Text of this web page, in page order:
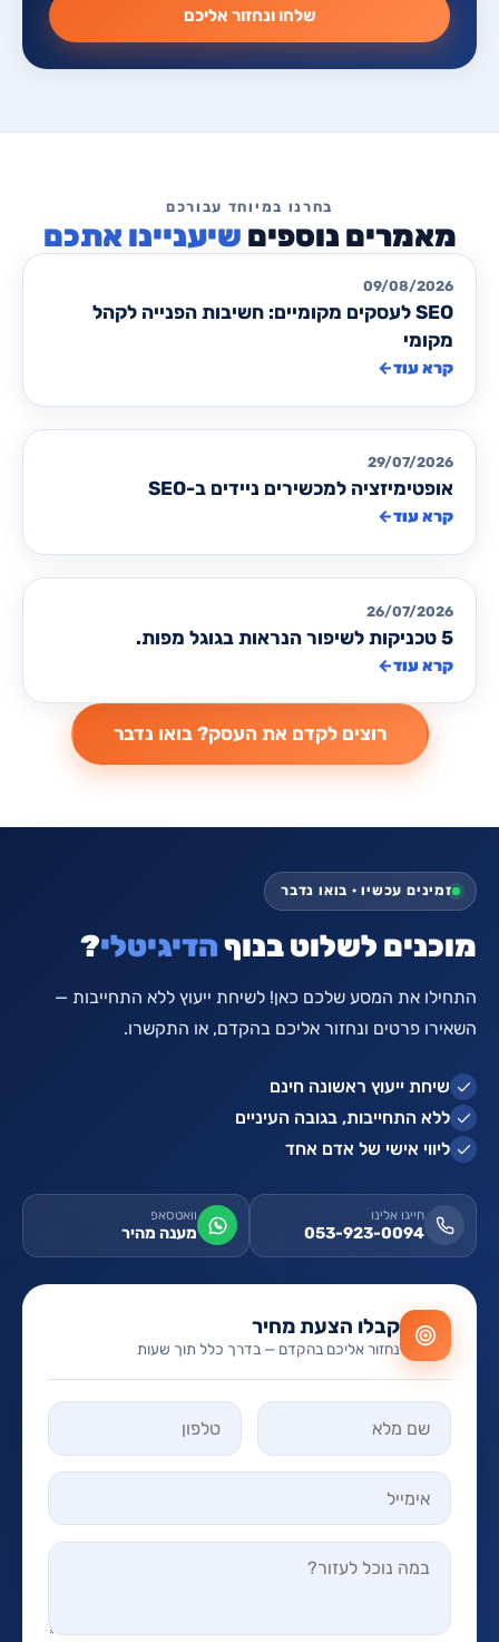
שלחו ונחזור אליכם
שיעניינו אתכם
מאמרים לקידום אורגני SEO
09/08/2026
SEO לעסקים מקומיים: חשיבות הפנייה לקהל
מקומי
קרא עוד←
מאמרים לקידום אורגני SEO
29/07/2026
אופטימיזציה למכשירים ניידים ב-SEO
קרא עוד←
מאמרים לקידום אורגני SEO
26/07/2026
5 טכניקות לשיפור הנראות בגוגל מפות.
קרא עוד←
זמינים עכשיו · בואו נדבר
מוכנים לשלוט בנוףהדיגיטלי?
התחילו את המסע שלכם כאן! לשיחת ייעוץ ללא התחייבות —
השאירו פרטים ונחזור אליכם בהקדם, או התקשרו.
שיחת ייעוץ ראשונה חינם
ללא התחייבות, בגובה העיניים
ליווי אישי של אדם אחד
חייגו אלינו
053-923-0094
וואטסאפ
מענה מהיר
קבלו הצעת מחיר
נחזור אליכם בהקדם — בדרך כלל תוך שעות
אל תמלאו שדה זה